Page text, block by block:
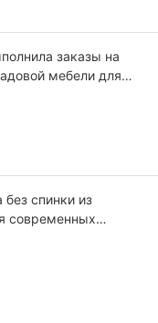
заказы на
мебели для
спинки из
современных